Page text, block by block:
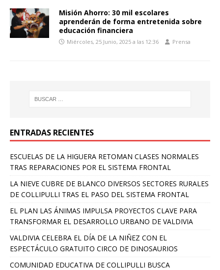
Misión Ahorro: 30 mil escolares
aprenderán de forma entretenida sobre
educación financiera
Miércoles, 25 Junio, 2025 a las 12:36 Prensa
ENTRADAS RECIENTES
ESCUELAS DE LA HIGUERA RETOMAN CLASES NORMALES
TRAS REPARACIONES POR EL SISTEMA FRONTAL
LA NIEVE CUBRE DE BLANCO DIVERSOS SECTORES RURALES
DE COLLIPULLI TRAS EL PASO DEL SISTEMA FRONTAL
EL PLAN LAS ÁNIMAS IMPULSA PROYECTOS CLAVE PARA
TRANSFORMAR EL DESARROLLO URBANO DE VALDIVIA
VALDIVIA CELEBRA EL DÍA DE LA NIÑEZ CON EL
ESPECTÁCULO GRATUITO CIRCO DE DINOSAURIOS
COMUNIDAD EDUCATIVA DE COLLIPULLI BUSCA